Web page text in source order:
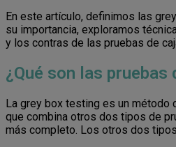
En este artículo, definimos las
su importancia, exploramos
y los contras de las pruebas de
¿Qué son las pruebas
La grey box testing es un método
que combina otros dos tipos de
más completo. Los otros dos